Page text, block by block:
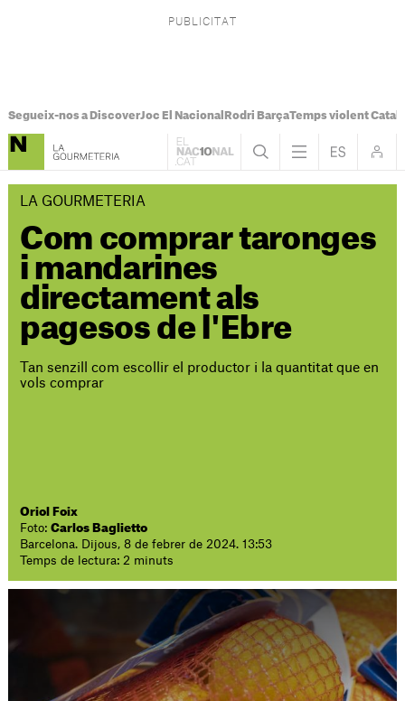
Segueix-nos a DiscoverJoc El Nacional Rodri BarçaTemps violent
LA GOURMETERIA
Com comprar taronges
i mandarines
directament als
pagesos de l'Ebre
Tan senzill com escollir el productor i la quantitat que en
vols comprar
Oriol Foix
Foto:Carlos Baglietto
Barcelona. Dijous, 8 de febrer de 2024. 13:53
Temps de lectura: 2 minuts